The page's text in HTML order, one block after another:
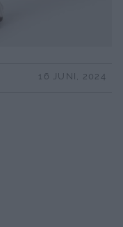
16 JUNI, 2024